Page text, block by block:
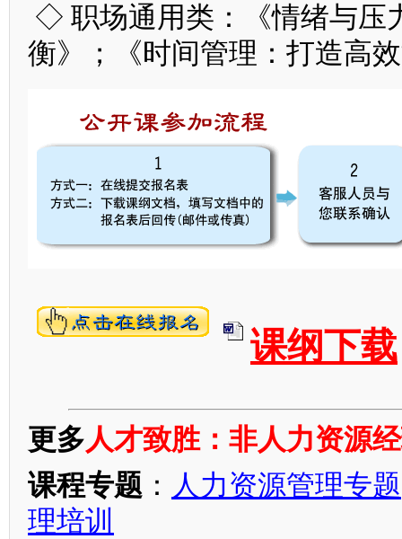
◇ 职场通用类：《情绪与压
衡》；《时间管理：打造高
课纲下载
更多人才致胜：非人力资源
课程专题 ： 人力资源管理专题
理培训